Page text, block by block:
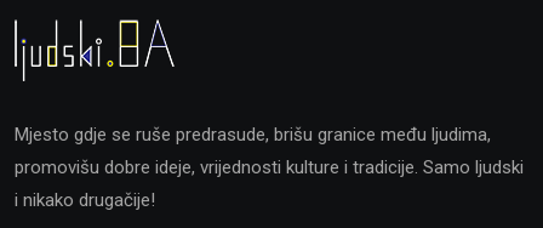
Mjesto gdje se ruše predrasude, brišu granice među ljudima,
promovišu dobre ideje, vrijednosti kulture i tradicije. Samo ljudski
i nikako drugačije!